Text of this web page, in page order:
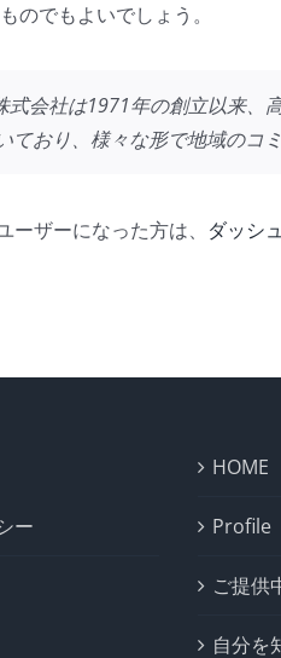
のでもよいでしょう。
式会社は1971年の創立以来
ており、様々な形で地域のコ
ザーになった方は、 ダッシ
ー
HOME
Profile
ご提供
自分を